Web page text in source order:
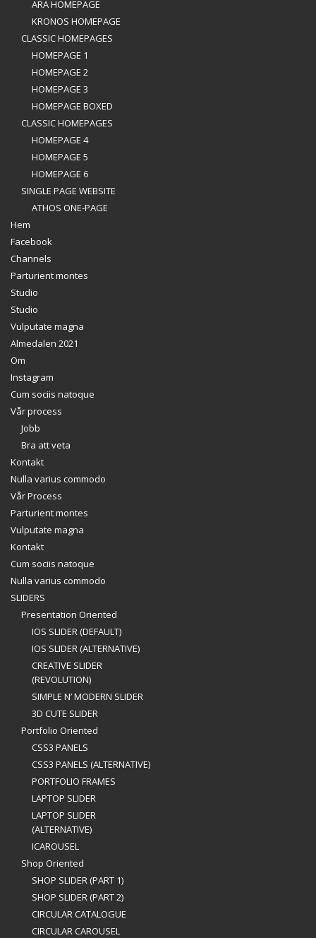
ARA HOMEPAGE
KRONOS HOMEPAGE
CLASSIC HOMEPAGES
HOMEPAGE 1
HOMEPAGE 2
HOMEPAGE 3
HOMEPAGE BOXED
CLASSIC HOMEPAGES
HOMEPAGE 4
HOMEPAGE 5
HOMEPAGE 6
SINGLE PAGE WEBSITE
ATHOS ONE-PAGE
Hem
Facebook
Channels
Parturient montes
Studio
Studio
Vulputate magna
Almedalen 2021
Om
Instagram
Cum sociis natoque
Vår process
Jobb
Bra att veta
Kontakt
Nulla varius commodo
Vår Process
Parturient montes
Vulputate magna
Kontakt
Cum sociis natoque
Nulla varius commodo
SLIDERS
Presentation Oriented
IOS SLIDER (DEFAULT)
IOS SLIDER (ALTERNATIVE)
CREATIVE SLIDER
(REVOLUTION)
SIMPLE N’ MODERN SLIDER
3D CUTE SLIDER
Portfolio Oriented
CSS3 PANELS
CSS3 PANELS (ALTERNATIVE)
PORTFOLIO FRAMES
LAPTOP SLIDER
LAPTOP SLIDER
(ALTERNATIVE)
ICAROUSEL
Shop Oriented
SHOP SLIDER (PART 1)
SHOP SLIDER (PART 2)
CIRCULAR CATALOGUE
CIRCULAR CAROUSEL